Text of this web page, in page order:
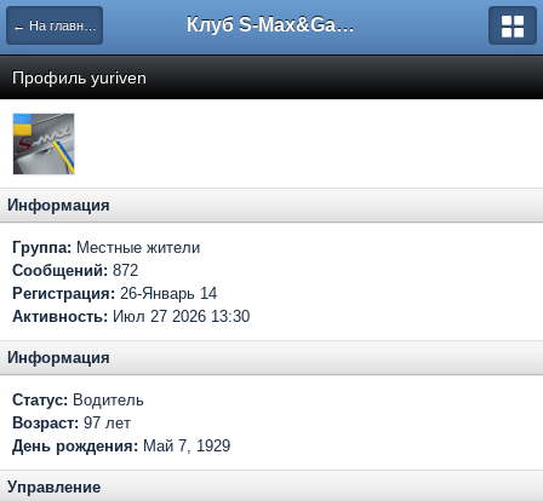
← На главную Клуб S-Max&Galaxy
Профиль yuriven
Информация
Группа: Местные жители
Сообщений: 872
Регистрация: 26-Январь 14
Активность: Июл 27 2026 13:30
Информация
Статус: Водитель
Возраст: 97 лет
День рождения: Май 7, 1929
Управление